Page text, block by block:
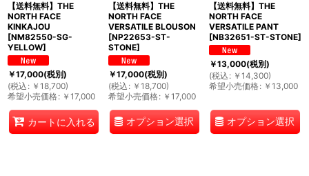
【送料無料】THE
NORTH FACE
KINKAJOU
[NM82550-SG-
YELLOW]
￥17,000(税別)
(税込 : ￥ 18,700)
希望小売価格: ￥ 17,000
カートに入れる
【送料無料】THE
NORTH FACE
VERSATILE BLOUSON
[NP22653-ST-
STONE]
￥17,000(税別)
(税込 : ￥ 18,700)
希望小売価格: ￥ 17,000
オプション選択
【送料無料】THE
NORTH FACE
VERSATILE PANT
[NB32651-ST-STONE]
￥13,000(税別)
(税込 : ￥ 14,300)
希望小売価格: ￥ 13,000
オプション選択